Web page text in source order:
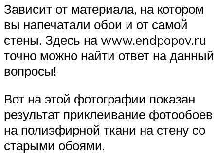
Зависит от материала, на котором
вы напечатали обои и от самой
стены. Здесь на www.endpopov.ru
точно можно найти ответ на данный
вопросы!
Вот на этой фотографии показан
результат приклеивание фотообоев
на полиэфирной ткани на стену со
старыми обоями.